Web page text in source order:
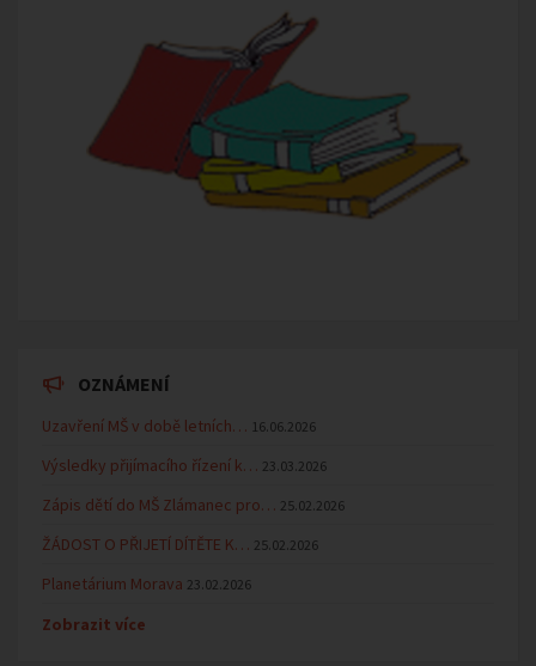
OZNÁMENÍ
Uzavření MŠ v době letních… 16.06.2026
Výsledky přijímacího řízení k… 23.03.2026
Zápis dětí do MŠ Zlámanec pro… 25.02.2026
ŽÁDOST O PŘIJETÍ DÍTĚTE K… 25.02.2026
Planetárium Morava 23.02.2026
Zobrazit více